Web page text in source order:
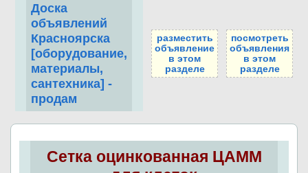
Доска
объявлений
Красноярска
[оборудование,
материалы,
сантехника] -
продам
разместить
объявление
в этом
разделе
посмотреть
объявления
в этом
разделе
Сетка оцинкованная ЦАММ